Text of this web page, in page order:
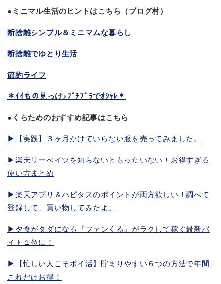
●ミニマル生活のヒントはこちら（ブログ村）
断捨離シンプル＆ミニマムな暮らし
断捨離でゆとり生活
節約ライフ
＊ｲｲもの見っけ♪ﾌﾟﾁﾌﾟﾗでｵｼｬﾚ＊
●くらためのおすすめ記事はこちら
▶︎【実践】３ヶ月かけていらない服を売ってみました。
▶︎楽天リーべイツを知らないともったいない！お得すぎる
使い方まとめ
▶︎楽天アプリ＆ハピタスのポイントが両方欲しい！調べて
登録して、買い物してみたよ。
▶︎夕食がタダになる『ファンくる』がラクして稼ぐ最新バ
イト１位に！
▶︎【忙しい人こそポイ活】貯まりやすい６つの方法で年間
これだけお得！